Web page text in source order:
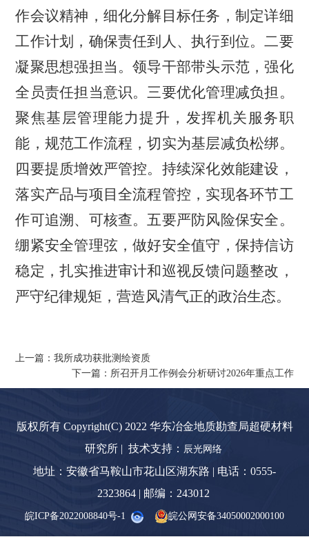
作会议精神，细化分解目标任务，制定详细
工作计划，确保责任到人、执行到位。二要
凝聚思想强担当。领导干部带头示范，强化
全员责任担当意识。三要优化管理减负担。
聚焦基层管理能力提升，发挥机关服务职
能，规范工作流程，切实为基层减负松绑。
四要提质增效严管控。持续深化效能建设，
落实产品与项目全流程管控，实现各环节工
作可追溯、可核查。五要严防风险保安全。
绷紧安全管理弦，做好安全值守，保持信访
稳定，扎实推进审计和巡视反馈问题整改，
严守纪律规矩，营造风清气正的政治生态。
上一篇：我所成功获批测绘资质
下一篇：所召开月工作例会分析研讨2026年重点工作
版权所有 Copyright(C) 2022 华东冶金地质勘查局超硬材料
研究所 | 技术支持： 辰光网络
地址：安徽省马鞍山市花山区湖东路 | 电话：0555-
2323864 | 邮编：243012
皖ICP备2022008840号-1 皖公网安备34050002000100